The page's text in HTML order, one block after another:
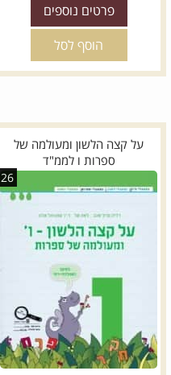
פרטים נוספים
הוסף לסל
על קצה הלשון ומעולמה של
ספרות ו לממ"ד
26